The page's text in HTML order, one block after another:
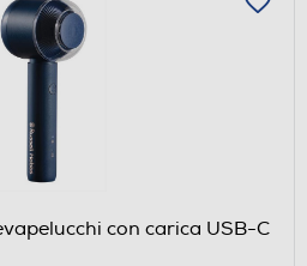
con carica USB-C